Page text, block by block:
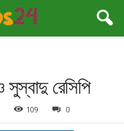
রেসিপি
109 0